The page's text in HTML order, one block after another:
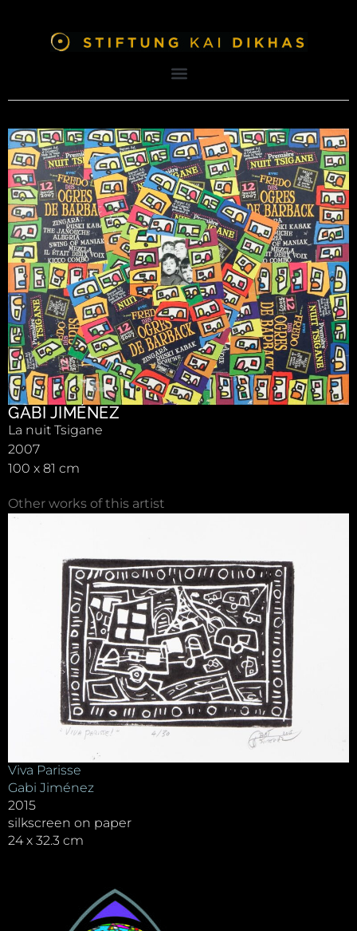
GABI JIMÉNEZ
La nuit Tsigane
2007
100 x 81 cm
Other works of this artist
Viva Parisse
Gabi Jiménez
2015
silkscreen on paper
24 x 32.3 cm